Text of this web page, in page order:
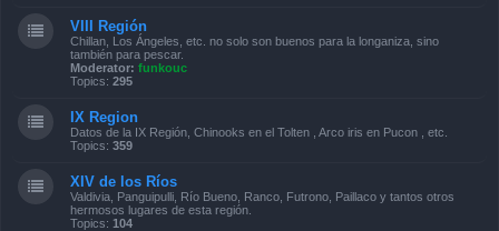
VIII Región
Chillan, Los Ángeles, etc. no solo son buenos para la longaniza, sino
también para pescar.
Moderator: funkouc
Topics: 295
IX Region
Datos de la IX Región, Chinooks en el Tolten , Arco iris en Pucon , etc.
Topics: 359
XIV de los Ríos
Valdivia, Panguipulli, Río Bueno, Ranco, Futrono, Paillaco y tantos otros
hermosos lugares de esta región.
Topics: 104